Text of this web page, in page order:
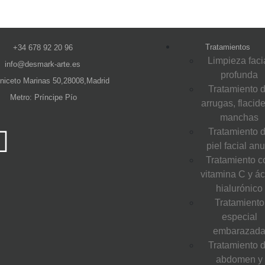
+34 678 92 20 96
info@desmark-arte.es
Marinas 50,28008,Madrid
Metro: Príncipe Pío
Tratamientos
Limpieza
profunda
Tratamiento
arrugas,
manchas
Tratamiento
piel facial
Tratamiento
vitamina C y
hialurónico
Tratamiento
especial
embarazada
Tratamiento
abdomen y